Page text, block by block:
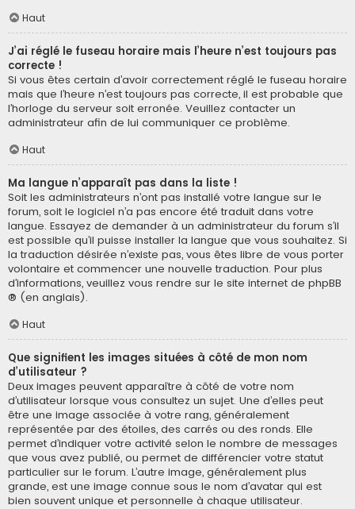
Haut
J’ai réglé le fuseau horaire mais l’heure n’est toujours pas
correcte !
Si vous êtes certain d’avoir correctement réglé le fuseau horaire
mais que l’heure n’est toujours pas correcte, il est probable que
l’horloge du serveur soit erronée. Veuillez contacter un
administrateur afin de lui communiquer ce problème.
Haut
Ma langue n’apparaît pas dans la liste !
Soit les administrateurs n’ont pas installé votre langue sur le
forum, soit le logiciel n’a pas encore été traduit dans votre
langue. Essayez de demander à un administrateur du forum s’il
est possible qu’il puisse installer la langue que vous souhaitez. Si
la traduction désirée n’existe pas, vous êtes libre de vous porter
volontaire et commencer une nouvelle traduction. Pour plus
d’informations, veuillez vous rendre sur le site internet de phpBB
® (en anglais).
Haut
Que signifient les images situées à côté de mon nom
d’utilisateur ?
Deux images peuvent apparaître à côté de votre nom
d’utilisateur lorsque vous consultez un sujet. Une d’elles peut
être une image associée à votre rang, généralement
représentée par des étoiles, des carrés ou des ronds. Elle
permet d’indiquer votre activité selon le nombre de messages
que vous avez publié, ou permet de différencier votre statut
particulier sur le forum. L’autre image, généralement plus
grande, est une image connue sous le nom d’avatar qui est
bien souvent unique et personnelle à chaque utilisateur.